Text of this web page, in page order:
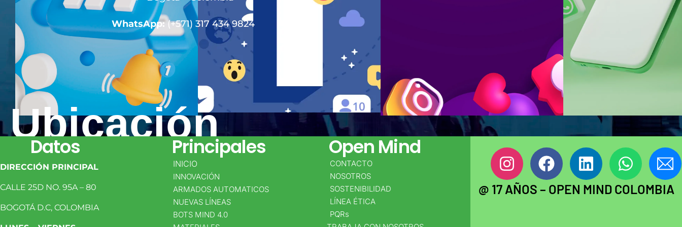
Ubicación
WhatsApp: (+571) 317 434 9824
Datos
DIRECCIÓN PRINCIPAL
CALLE 25D NO. 95A – 80
BOGOTÁ D.C, COLOMBIA
Principales
INICIO
INNOVACIÓN
ARMADOS AUTOMATICOS
NUEVAS LÍNEAS
BOTS MIND 4.0
Open Mind
CONTACTO
NOSOTROS
SOSTENIBILIDAD
LÍNEA ÉTICA
PQRs
@ 17 AÑOS – OPEN MIND COLOMBIA